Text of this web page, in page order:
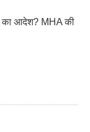
का आदेश? MHA की